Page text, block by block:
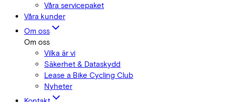
Våra servicepaket
Våra kunder
Om oss
Om oss
Vilka är vi
Säkerhet & Dataskydd
Lease a Bike Cycling Club
Nyheter